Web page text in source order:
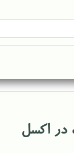
در اکسل